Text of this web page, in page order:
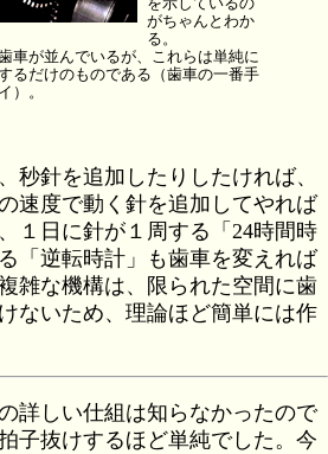
がちゃんとわか
る。
車が並んでいるが、これらは単純に
るだけのものである（歯車の一番手
）。
秒針を追加したりしたければ、
速度で動く針を追加してやれば
１日に針が１周する「24時間時
「逆転時計」も歯車を変えれば
雑な機構は、限られた空間に歯
ないため、理論ほど簡単には作
詳しい仕組は知らなかったので
子抜けするほど単純でした。今